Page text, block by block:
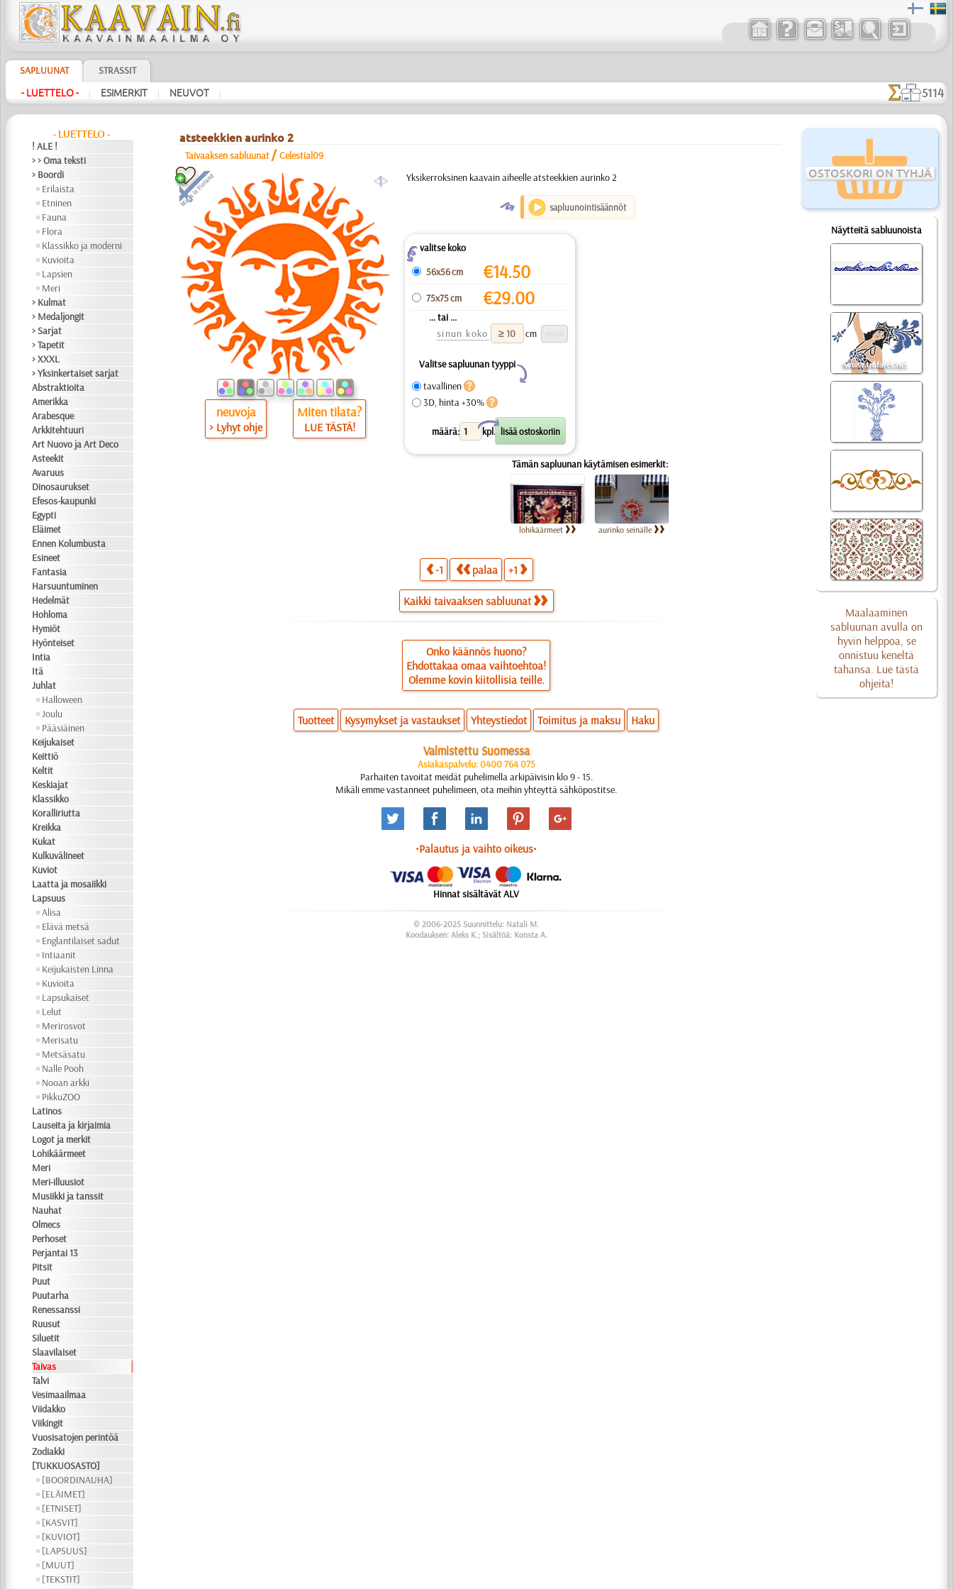
SAPLUUNAT STRASSIT
- LUETTELO - | ESIMERKIT | NEUVOT | 5114
- LUETTELO -
! ALE !
> > Oma teksti
> Boordi
Erilaista
Etninen
Fauna
Flora
Klassikko ja moderni
Kuvioita
Lapsien
Meri
> Kulmat
> Medaljongit
> Sarjat
> Tapetit
> XXXL
> Yksinkertaiset sarjat
Abstraktioita
Amerikka
Arabesque
Arkkitehtuuri
Art Nuovo ja Art Deco
Asteekit
Avaruus
Dinosaurukset
Efesos-kaupunki
Egypti
Eläimet
Ennen Kolumbusta
Esineet
Fantasia
Harsuuntuminen
Hedelmät
Hohloma
Hymiöt
Hyönteiset
Intia
Itä
Juhlat
Halloween
Joulu
Pääsiäinen
Keijukaiset
Keittiö
Keltit
Keskiajat
Klassikko
Koralliriutta
Kreikka
Kukat
Kulkuvälineet
Kuviot
Laatta ja mosaiikki
Lapsuus
Alisa
Elävä metsä
Englantilaiset sadut
Intiaanit
Keijukaisten Linna
Kuvioita
Lapsukaiset
Lelut
Merirosvot
Merisatu
Metsäsatu
Nalle Pooh
Nooan arkki
PikkuZOO
Latinos
Lauseita ja kirjaimia
Logot ja merkit
Lohikäärmeet
Meri
Meri-illuusiot
Musiikki ja tanssit
Nauhat
Olmecs
Perhoset
Perjantai 13
Pitsit
Puut
Puutarha
Renessanssi
Ruusut
Siluetit
Slaavilaiset
Taivas
Talvi
Vesimaailmaa
Viidakko
Viikingit
Vuosisatojen perintöä
Zodiakki
[TUKKUOSASTO]
[BOORDINAUHA]
[ELÄIMET]
[ETNISET]
[KASVIT]
[KUVIOT]
[LAPSUUS]
[MUUT]
[TEKSTIT]
OSTOSKORI ON TYHJÄ
Näytteitä sabluunoista
Maalaaminen
sabluunan avulla on
hyvin helppoa, se
onnistuu keneltä
tahansa. Lue tästä
ohjeita!
atsteekkien aurinko 2
Taivaaksen sabluunat /Celestial09
a
neuvoja
> Lyhyt ohje
Miten tilata?
LUE TÄSTÄ!
Yksikerroksinen kaavain aiheelle atsteekkien aurinko 2
O sapluunointisäännöt
Zvalitse koko
56x56 cm
€14.50
75x75 cm €29.00
... tai ...
sinun koko
cm
Valitse sapluunan tyyppi
Y
tavallinen
3D, hinta +30%
määrä: kpl.
X
Tämän sapluunan käytämisen esimerkit:
lohikäärmeet aurinko seinälle
-1 palaa +1
Kaikki taivaaksen sabluunat
Onko käännös huono?
Ehdottakaa omaa vaihtoehtoa!
Olemme kovin kiitollisia teille.
Tuotteet Kysymykset ja vastaukset Yhteystiedot Toimitus ja maksu Haku
Valmistettu Suomessa
Asiakaspalvelu: 0400 764 075
Parhaiten tavoitat meidät puhelimella arkipäivisin klo 9 - 15.
Mikäli emme vastanneet puhelimeen, ota meihin yhteyttä sähköpostitse.
•Palautus ja vaihto oikeus•
Hinnat sisältävät ALV
© 2006-2025 Suunnittelu: Natali M.
Koodauksen: Aleks K.; Sisältöä: Konsta A.